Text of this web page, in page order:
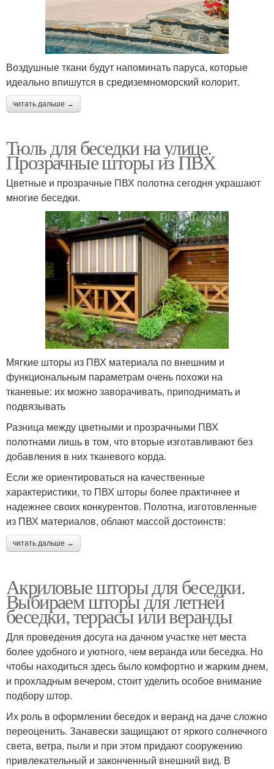
Воздушные ткани будут напоминать паруса, которые
идеально впишутся в средиземноморский колорит.
читать дальше →
Тюль для беседки на улице.
Прозрачные шторы из ПВХ
Цветные и прозрачные ПВХ полотна сегодня украшают
многие беседки.
Мягкие шторы из ПВХ материала по внешним и
функциональным параметрам очень похожи на
тканевые: их можно заворачивать, приподнимать и
подвязывать
Разница между цветными и прозрачными ПВХ
полотнами лишь в том, что вторые изготавливают без
добавления в них тканевого корда.
Если же ориентироваться на качественные
характеристики, то ПВХ шторы более практичнее и
надежнее своих конкурентов. Полотна, изготовленные
из ПВХ материалов, облают массой достоинств:
читать дальше →
Акриловые шторы для беседки.
Выбираем шторы для летней
беседки, террасы или веранды
Для проведения досуга на дачном участке нет места
более удобного и уютного, чем веранда или беседка. Но
чтобы находиться здесь было комфортно и жарким днем,
и прохладным вечером, стоит уделить особое внимание
подбору штор.
Их роль в оформлении беседок и веранд на даче сложно
переоценить. Занавески защищают от яркого солнечного
света, ветра, пыли и при этом придают сооружению
привлекательный и законченный внешний вид. В